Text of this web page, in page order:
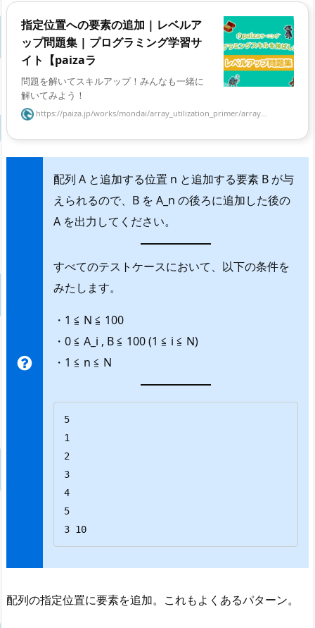
指定位置への要素の追加 | レベルア
ップ問題集 | プログラミング学習サ
イト【paizaラ
問題を解いてスキルアップ！みんなも一緒に
解いてみよう！
https://paiza.jp/works/mondai/array_utilization_primer/array...
配列 A と追加する位置 n と追加する要素 B が与
えられるので、B を A_n の後ろに追加した後の
A を出力してください。
すべてのテストケースにおいて、以下の条件を
みたします。
・1 ≦ N ≦ 100
・0 ≦ A_i , B ≦ 100 (1 ≦ i ≦ N)
・1 ≦ n ≦ N
5
1
2
3
4
5
3 10
配列の指定位置に要素を追加。これもよくあるパターン。